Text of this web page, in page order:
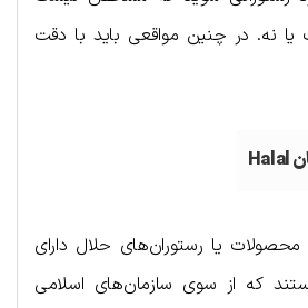
نه. در چنین مواقعی باید با دقت
Halal
محصولات یا رستوران‌های حلال دارای
که از سوی سازمان‌های اسلامی